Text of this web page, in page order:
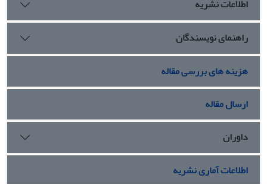
اطلاعات نشریه
راهنمای نویسندگان
هزینه های بررسی مقاله
ارسال مقاله
داوران
اطلاعات آماری نشریه